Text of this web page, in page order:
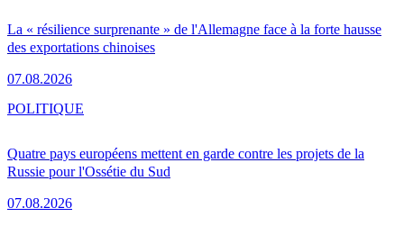
La « résilience surprenante » de l'Allemagne face à la forte hausse
des exportations chinoises
07.08.2026
Quatre pays européens mettent en garde contre les projets de la
Russie pour l'Ossétie du Sud
07.08.2026
POLITIQUE